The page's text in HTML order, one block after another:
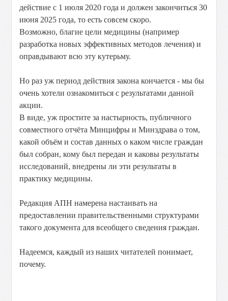
действие с 1 июля 2020 года и должен закончиться 30
июня 2025 года, то есть совсем скоро.
Возможно, благие цели медицины (например
разработка новых эффективных методов лечения) и
оправдывают всю эту кутерьму.
Но раз уж период действия закона кончается - мы бы
очень хотели ознакомиться с результатами данной
акции.
В виде, уж простите за настырность, публичного
совместного отчёта Минцифры и Минздрава о том,
какой объём и состав данных о каком числе граждан
был собран, кому был передан и каковы результаты
исследований, внедрены ли эти результаты в
практику медицины.
Редакция АПН намерена настаивать на
предоставлении правительственными структурами
такого документа для всеобщего сведения граждан.
Надеемся, каждый из наших читателей понимает,
почему.